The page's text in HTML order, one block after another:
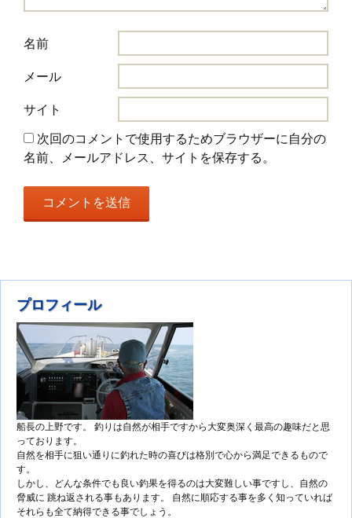
名前
メール
サイト
次回のコメントで使用するためブラウザーに自分の
名前、メールアドレス、サイトを保存する。
プロフィール
船長の上野です。 釣りは自然が相手ですから大変奥深く最高の趣味だと思
っております。
自然を相手に狙い通りに釣れた時の喜びは格別で心から満足できるもので
す。
しかし、どんな条件でも良い釣果を得るのは大変難しい事ですし、自然の
脅威に 跳ね返される事もあります。 自然に順応する事を多く知っていれば
それらも全て納得できる事でしょう。